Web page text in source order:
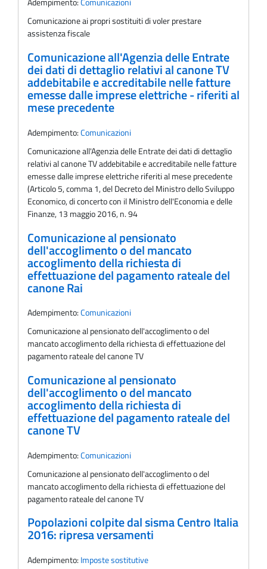
Comunicazione ai propri sostituiti di voler prestare
assistenza fiscale
Comunicazione all'Agenzia delle Entrate
dei dati di dettaglio relativi al canone TV
addebitabile e accreditabile nelle fatture
emesse dalle imprese elettriche - riferiti al
mese precedente
Adempimento:Comunicazioni
Comunicazione all'Agenzia delle Entrate dei dati di dettaglio
relativi al canone TV addebitabile e accreditabile nelle fatture
emesse dalle imprese elettriche riferiti al mese precedente
(Articolo 5, comma 1, del Decreto del Ministro dello Sviluppo
Economico, di concerto con il Ministro dell'Economia e delle
Finanze, 13 maggio 2016, n. 94
Comunicazione al pensionato
dell'accoglimento o del mancato
accoglimento della richiesta di
effettuazione del pagamento rateale del
canone Rai
Adempimento:Comunicazioni
Comunicazione al pensionato dell'accoglimento o del
mancato accoglimento della richiesta di effettuazione del
pagamento rateale del canone TV
Comunicazione al pensionato
dell'accoglimento o del mancato
accoglimento della richiesta di
effettuazione del pagamento rateale del
canone TV
Adempimento:Comunicazioni
Comunicazione al pensionato dell'accoglimento o del
mancato accoglimento della richiesta di effettuazione del
pagamento rateale del canone TV
Popolazioni colpite dal sisma Centro Italia
2016: ripresa versamenti
Adempimento: Imposte sostitutive